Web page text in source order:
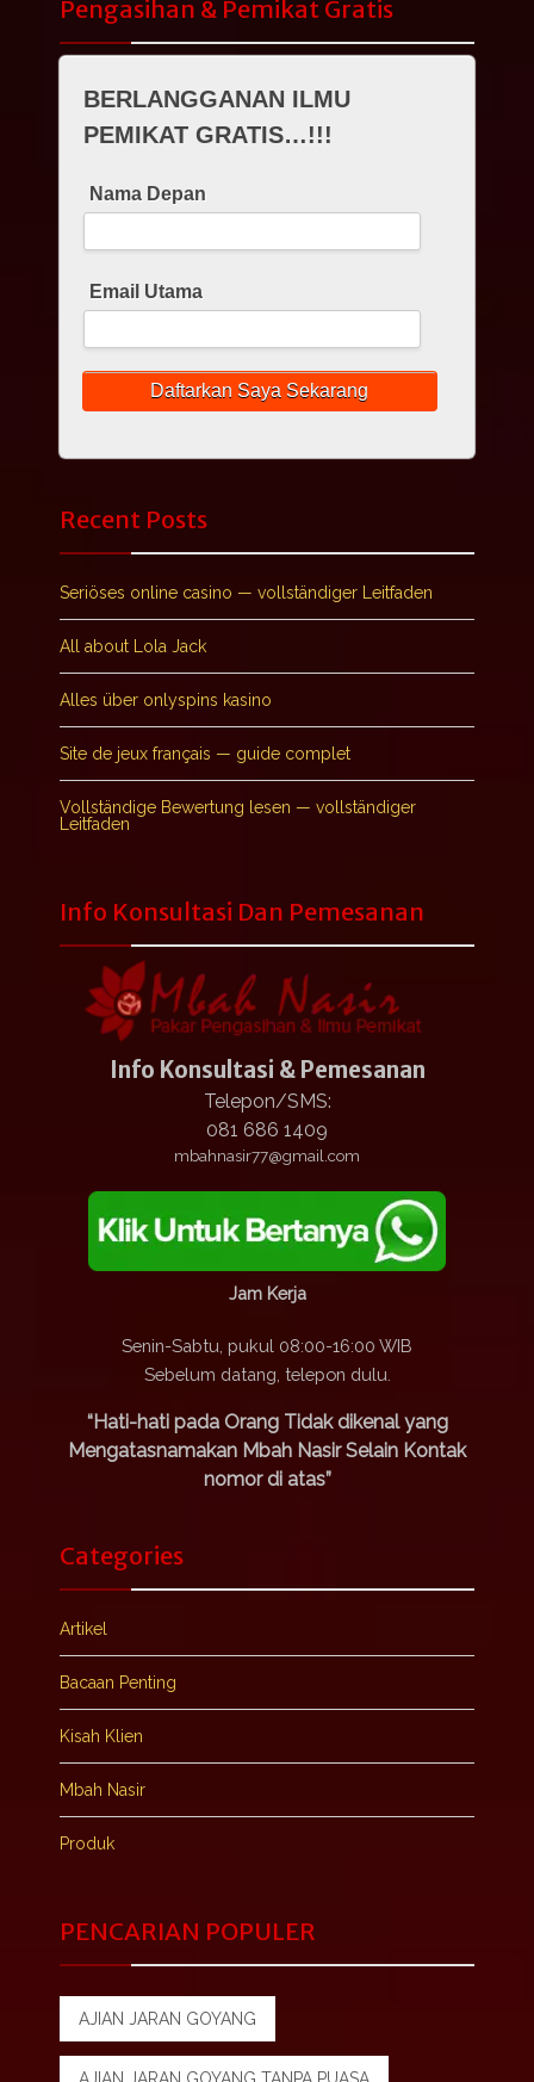
Pengasihan & Pemikat Gratis
BERLANGGANAN ILMU
PEMIKAT GRATIS…!!!
Nama Depan
Email Utama
Recent Posts
Seriöses online casino — vollständiger Leitfaden
All about Lola Jack
Alles über onlyspins kasino
Site de jeux français — guide complet
Vollständige Bewertung lesen — vollständiger
Leitfaden
Info Konsultasi Dan Pemesanan
Info Konsultasi & Pemesanan
Telepon/SMS:
081 686 1409
mbahnasir77@gmail.com
Jam Kerja
Senin-Sabtu, pukul 08:00-16:00 WIB
Sebelum datang, telepon dulu.
“Hati-hati pada Orang Tidak dikenal yang
Mengatasnamakan Mbah Nasir Selain Kontak
nomor di atas”
Categories
Artikel
Bacaan Penting
Kisah Klien
Mbah Nasir
Produk
PENCARIAN POPULER
AJIAN JARAN GOYANG